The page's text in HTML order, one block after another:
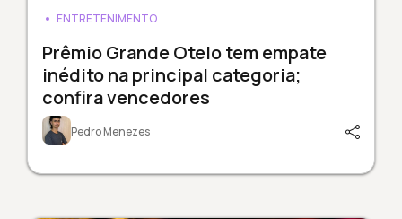
ENTRETENIMENTO
Prêmio Grande Otelo tem empate
inédito na principal categoria;
confira vencedores
Pedro Menezes